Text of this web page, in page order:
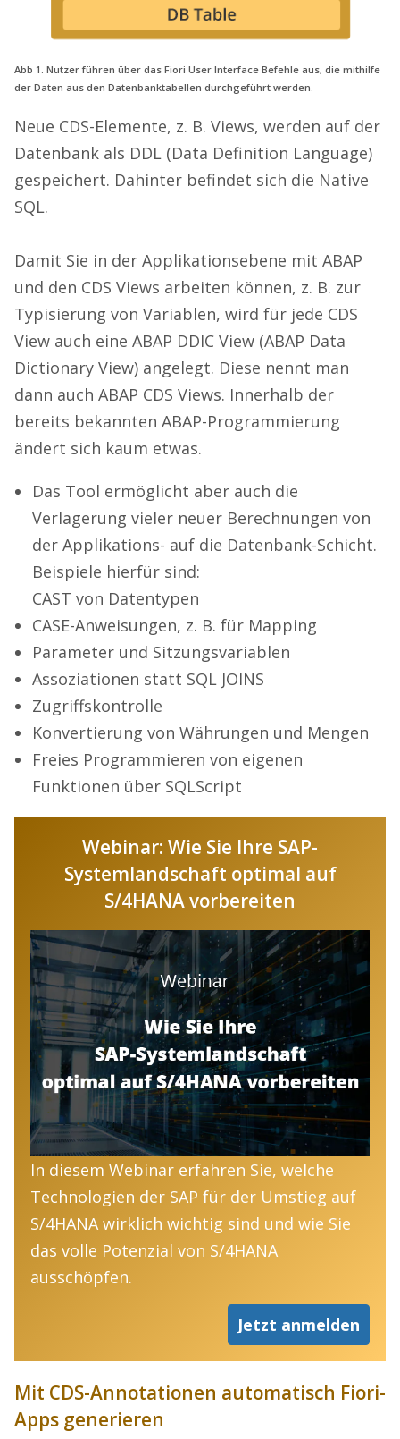
Abb 1. Nutzer führen über das Fiori User Interface Befehle aus, die mithilfe
der Daten aus den Datenbanktabellen durchgeführt werden.
Neue CDS-Elemente, z. B. Views, werden auf der
Datenbank als DDL (Data Definition Language)
gespeichert. Dahinter befindet sich die Native
SQL.
Damit Sie in der Applikationsebene mit ABAP
und den CDS Views arbeiten können, z. B. zur
Typisierung von Variablen, wird für jede CDS
View auch eine ABAP DDIC View (ABAP Data
Dictionary View) angelegt. Diese nennt man
dann auch ABAP CDS Views. Innerhalb der
bereits bekannten ABAP-Programmierung
ändert sich kaum etwas.
Das Tool ermöglicht aber auch die
Verlagerung vieler neuer Berechnungen von
der Applikations- auf die Datenbank-Schicht.
Beispiele hierfür sind:
CAST von Datentypen
CASE-Anweisungen, z. B. für Mapping
Parameter und Sitzungsvariablen
Assoziationen statt SQL JOINS
Zugriffskontrolle
Konvertierung von Währungen und Mengen
Freies Programmieren von eigenen
Funktionen über SQLScript
Webinar: Wie Sie Ihre SAP-
Systemlandschaft optimal auf
S/4HANA vorbereiten
In diesem Webinar erfahren Sie, welche
Technologien der SAP für der Umstieg auf
S/4HANA wirklich wichtig sind und wie Sie
das volle Potenzial von S/4HANA
ausschöpfen.
Jetzt anmelden
Mit CDS-Annotationen automatisch Fiori-
Apps generieren